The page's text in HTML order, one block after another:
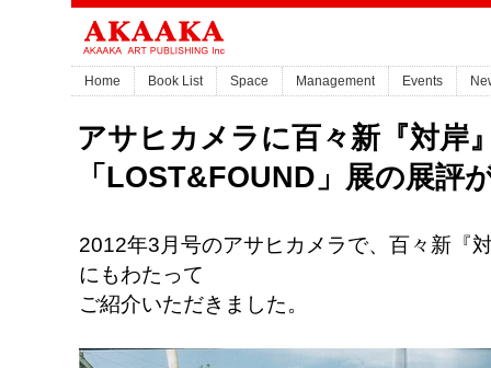
Home Book List Space Management Events
アサヒカメラに百々新『対岸
「LOST&FOUND」展の展評
2012年3月号のアサヒカメラで、百々新『
にもわたって
ご紹介いただきました。